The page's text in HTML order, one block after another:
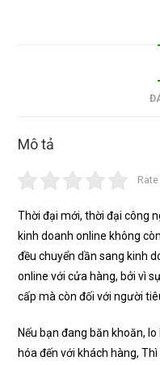
Mô tả
Thời đại mới, thời đại công
kinh doanh online không
đều chuyển dần sang kinh
online với cửa hàng, bởi vì
cấp mà còn đối với người
Nếu bạn đang băn khoăn,
hóa đến với khách hàng,